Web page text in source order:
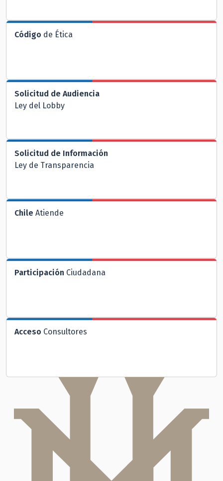
Código de Ética
Solicitud de Audiencia
Ley del Lobby
Solicitud de Información
Ley de Transparencia
Chile Atiende
Participación Ciudadana
Acceso Consultores